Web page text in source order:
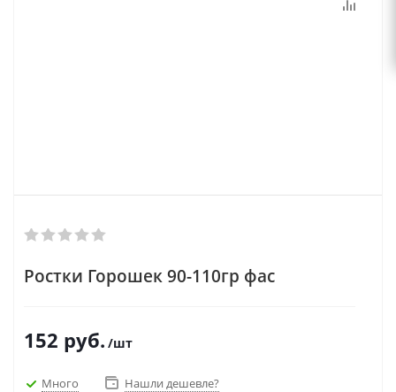
Ростки Горошек 90-110гр фас
152 руб. /шт
Много Нашли дешевле?